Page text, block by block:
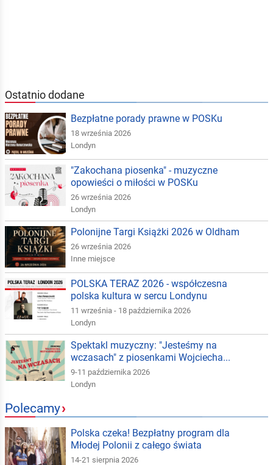
Ostatnio dodane
Bezpłatne porady prawne w POSKu
18 września 2026
Londyn
"Zakochana piosenka" - muzyczne
opowieści o miłości w POSKu
26 września 2026
Londyn
Polonijne Targi Książki 2026 w Oldham
26 września 2026
Inne miejsce
POLSKA TERAZ 2026 - współczesna
polska kultura w sercu Londynu
11 września - 18 października 2026
Londyn
Spektakl muzyczny: "Jesteśmy na
wczasach" z piosenkami Wojciecha...
9-11 października 2026
Londyn
Polecamy›
Polska czeka! Bezpłatny program dla
Młodej Polonii z całego świata
14-21 sierpnia 2026